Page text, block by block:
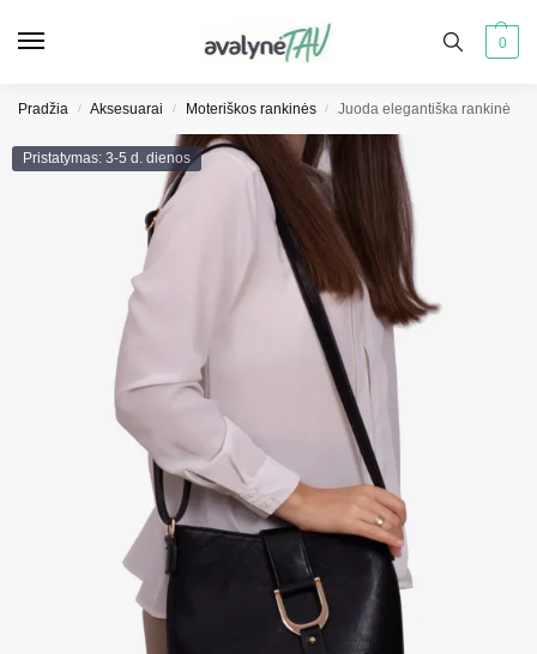
0
Pradžia / Aksesuarai / Moteriškos rankinės / Juoda elegantiška rankinė
Pristatymas: 3-5 d. dienos